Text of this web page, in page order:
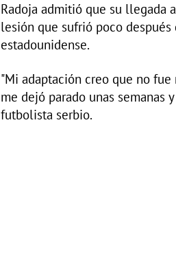
Radoja admitió que su llegada
lesión que sufrió poco
estadounidense.
"Mi adaptación creo que no
me dejó parado unas semanas
futbolista serbio.